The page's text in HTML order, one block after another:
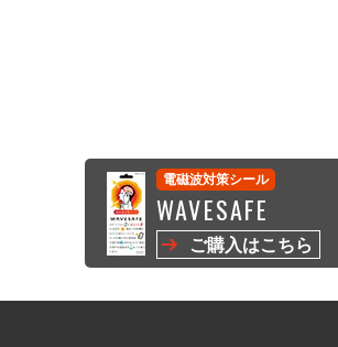
電磁波対策シール
WAVESAFE
ご購入はこちら